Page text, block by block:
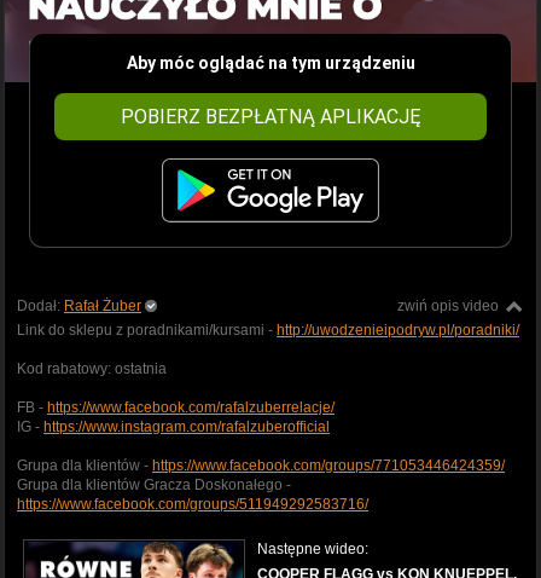
Aby móc oglądać na tym urządzeniu
POBIERZ BEZPŁATNĄ APLIKACJĘ
zwiń opis video
Dodał: Rafał Żuber
Link do sklepu z poradnikami/kursami - http://uwodzenieipodryw.pl/poradniki/
Kod rabatowy: ostatnia
FB - https://www.facebook.com/rafalzuberrelacje/
IG - https://www.instagram.com/rafalzuberofficial
Grupa dla klientów - https://www.facebook.com/groups/771053446424359/
Grupa dla klientów Gracza Doskonałego -
https://www.facebook.com/groups/511949292583716/
Następne wideo:
COOPER FLAGG vs KON KNUEPPEL.